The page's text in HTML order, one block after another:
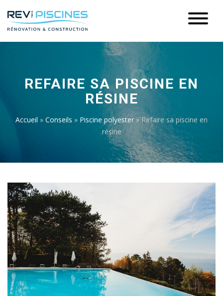
REFAIRE SA PISCINE EN
RÉSINE
Accueil » Conseils » Piscine polyester»Refaire sa piscine en
résine